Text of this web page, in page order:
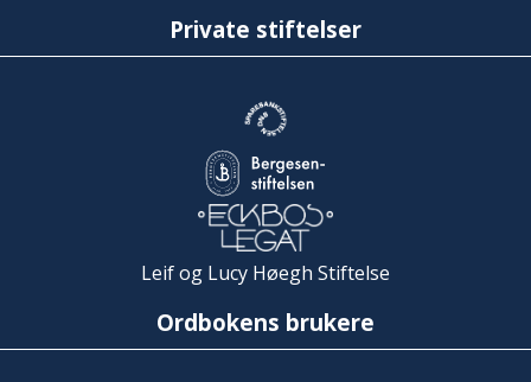
Private stiftelser
Leif og Lucy Høegh Stiftelse
Ordbokens brukere